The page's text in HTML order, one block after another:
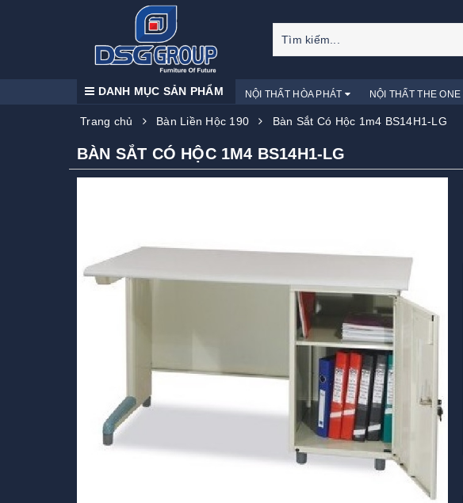
DANH MỤC SẢN PHẨM NỘI THẤT HÒA PHÁT NỘI THẤT THE ONE
Trang chủ Bàn Liền Hộc 190 Bàn Sắt Có Hộc 1m4 BS14H1-LG
BÀN SẮT CÓ HỘC 1M4 BS14H1-LG